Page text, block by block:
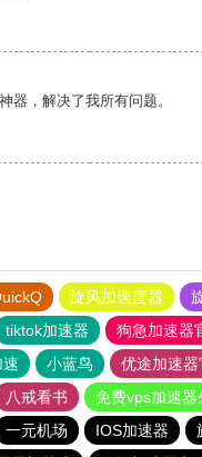
器，解决了我所有问题。
旋风加速度器
tiktok加速器
狗急加速器
小蓝鸟 优途加速器
八戒看书
免费vps加速器
一元机场 IOS加速器